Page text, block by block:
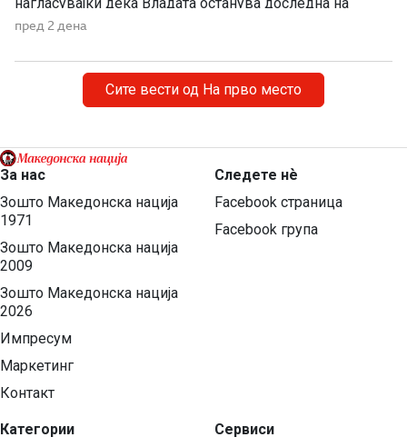
утврдените државни позиции и нема да прифати
идентитетот, јазикот и историјата. „Денешната прес-
конференција на СДС е уште еден обид за создавање
хистерија и […]
пред 2 дена
Сите вести од На прво место
За нас
Зошто Македонска нација
1971
Зошто Македонска нација
2009
Зошто Македонска нација
2026
Импресум
Маркетинг
Контакт
Категории
Следете нѐ
Facebook страница
Facebook група
Сервиси